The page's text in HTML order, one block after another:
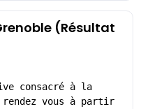
(Résultat
consacré à la
rendez vous à partir